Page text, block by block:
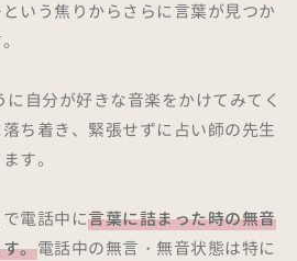
いう焦りからさらに言葉が見つか
自分が好きな音楽をかけてみてく
ち着き、緊張せずに占い師の先生
す。
電話中に言葉に詰まった時の無音
。電話中の無言・無音状態は特に